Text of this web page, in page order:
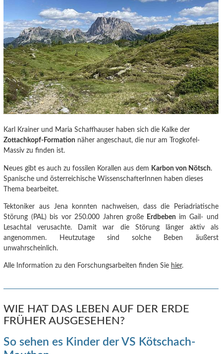
Karl Krainer und Maria Schaffhauser haben sich die Kalke der
Zottachkopf-Formation näher angeschaut, die nur am Trogkofel-
Massiv zu finden ist.
Neues gibt es auch zu fossilen Korallen aus dem Karbon von Nötsch.
Spanische und österreichische WissenschafterInnen haben dieses
Thema bearbeitet.
Tektoniker aus Jena konnten nachweisen, dass die Periadriatische
Störung (PAL) bis vor 250.000 Jahren große Erdbeben im Gail- und
Lesachtal verusachte.
Damit war die Störung länger aktiv als
angenommen. Heutzutage sind solche Beben äußerst
unwahrscheinlich.
Alle Information zu den Forschungsarbeiten finden Sie hier.
WIE HAT DAS LEBEN AUF DER ERDE
FRÜHER AUSGESEHEN?
So sehen es Kinder der VS Kötschach-